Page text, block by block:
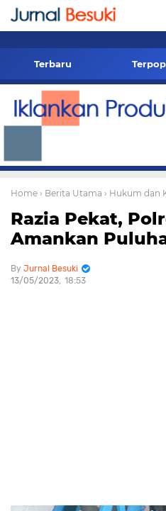
-->
Terbaru
Home › Berita Utama › Hukum dan
Razia Pekat,
Amankan
Jurnal Besuki
13/05/2023 18:53